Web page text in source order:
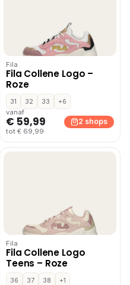
Fila
Fila Collene Logo –
Roze
31 32 33
+6
vanaf
€ 59,99
tot € 69,99
2 shops
Fila
Fila Collene Logo
Teens – Roze
36 37 38
+1